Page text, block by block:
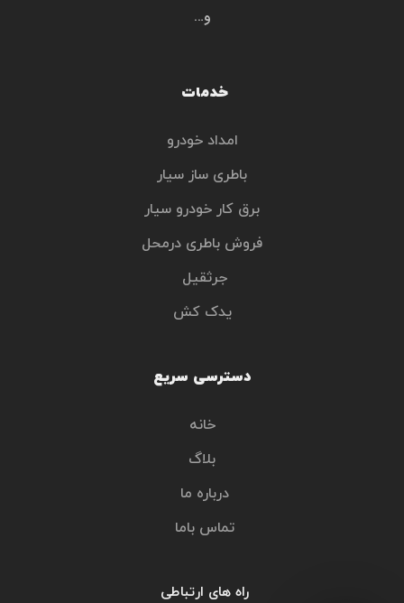
و…
خدمات
امداد خودرو
باطری ساز سیار
برق کار خودرو سیار
فروش باطری درمحل
جرثقیل
یدک کش
دسترسی سریع
خانه
بلاگ
درباره ما
تماس باما
راه های ارتباطی